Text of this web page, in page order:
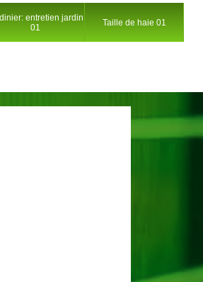
entretien jardin
01
Taille de haie 01